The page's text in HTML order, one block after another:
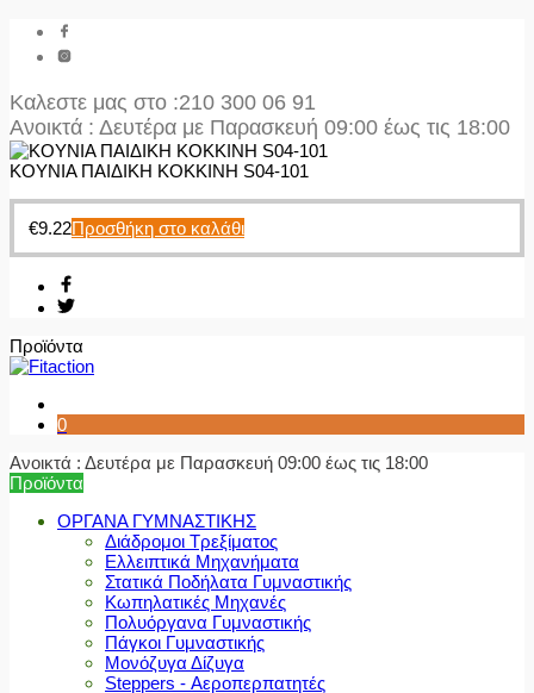
Καλεστε μας στο :210 300 06 91
Ανοικτά : Δευτέρα με Παρασκευή 09:00 έως τις 18:00
ΚΟΥΝΙΑ ΠΑΙΔΙΚΗ ΚΟΚΚΙΝΗ S04-101
€9.22Προσθήκη στο καλάθι
Προϊόντα
0
Ανοικτά : Δευτέρα με Παρασκευή 09:00 έως τις 18:00
Προϊόντα
ΟΡΓΑΝΑ ΓΥΜΝΑΣΤΙΚΗΣ
Διάδρομοι Τρεξίματος
Ελλειπτικά Μηχανήματα
Στατικά Ποδήλατα Γυμναστικής
Κωπηλατικές Μηχανές
Πολυόργανα Γυμναστικής
Πάγκοι Γυμναστικής
Μονόζυγα Δίζυγα
Steppers - Αεροπερπατητές